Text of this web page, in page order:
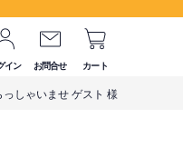
イン お問合せ カート
っしゃいませ ゲスト 様